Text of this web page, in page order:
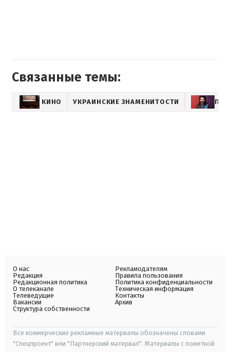
Связанные темы:
КИНО УКРАИНСКИЕ ЗНАМЕНИТОСТИ
О нас
Редакция
Редакционная политика
О телеканале
Телеведущие
Вакансии
Структура собственности
Рекламодателям
Правила пользования
Политика конфиденциальности
Техническая информация
Контакты
Архив
Все коммерческие рекламные материалы обозначены словами
"Спецпроект" или "Партнерский материал". Материалы с пометкой